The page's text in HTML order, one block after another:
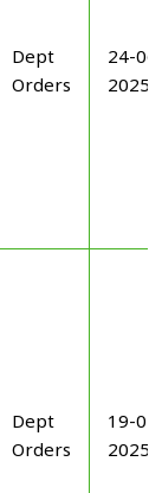
Dept
Orders
24-
2025
Dept
Orders
19-
2025